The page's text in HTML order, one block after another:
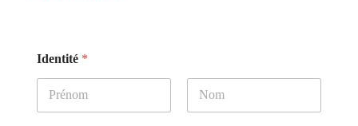
Identité *